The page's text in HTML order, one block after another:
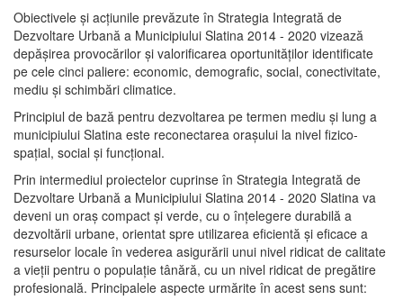
Obiectivele şi acţiunile prevăzute în Strategia Integrată de
Dezvoltare Urbană a Municipiului Slatina 2014 - 2020 vizează
depășirea provocărilor şi valorificarea oportunităţilor identificate
pe cele cinci paliere: economic, demografic, social, conectivitate,
mediu şi schimbări climatice.
Principiul de bază pentru dezvoltarea pe termen mediu şi lung a
municipiului Slatina este reconectarea oraşului la nivel fizico-
spaţial, social şi funcţional.
Prin intermediul proiectelor cuprinse în Strategia Integrată de
Dezvoltare Urbană a Municipiului Slatina 2014 - 2020 Slatina va
deveni un oraş compact şi verde, cu o înţelegere durabilă a
dezvoltării urbane, orientat spre utilizarea eficientă şi eficace a
resurselor locale în vederea asigurării unui nivel ridicat de calitate
a vieţii pentru o populaţie tânără, cu un nivel ridicat de pregătire
profesională. Principalele aspecte urmărite în acest sens sunt: